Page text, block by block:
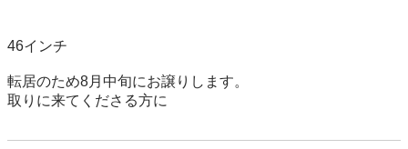
46インチ
転居のため8月中旬にお譲りします。
取りに来てくださる方に